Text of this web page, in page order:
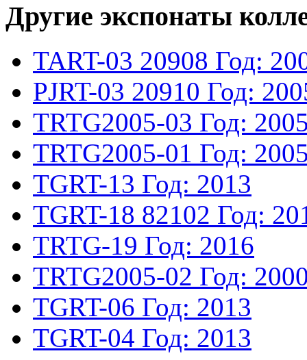
Другие экспонаты
TART-03 20908 Год:
PJRT-03 20910 Год:
TRTG2005-03 Год:
TRTG2005-01 Год:
TGRT-13 Год: 2013
TGRT-18 82102 Год:
TRTG-19 Год: 2016
TRTG2005-02 Год:
TGRT-06 Год: 2013
TGRT-04 Год: 2013